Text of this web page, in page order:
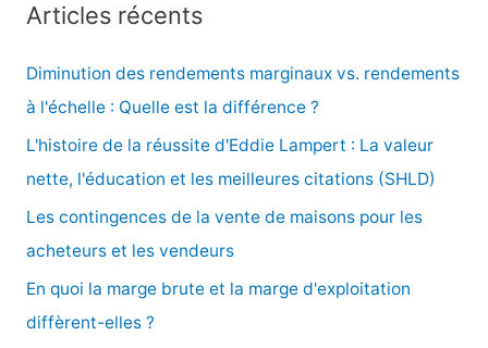
e
r
c
Articles récents
Diminution des rendements marginaux vs. rendements
à l'échelle : Quelle est la différence ?
L'histoire de la réussite d'Eddie Lampert : La valeur
nette, l'éducation et les meilleures citations (SHLD)
Les contingences de la vente de maisons pour les
acheteurs et les vendeurs
En quoi la marge brute et la marge d'exploitation
diffèrent-elles ?